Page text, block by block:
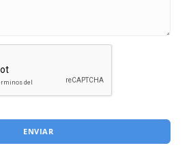
ENVIAR